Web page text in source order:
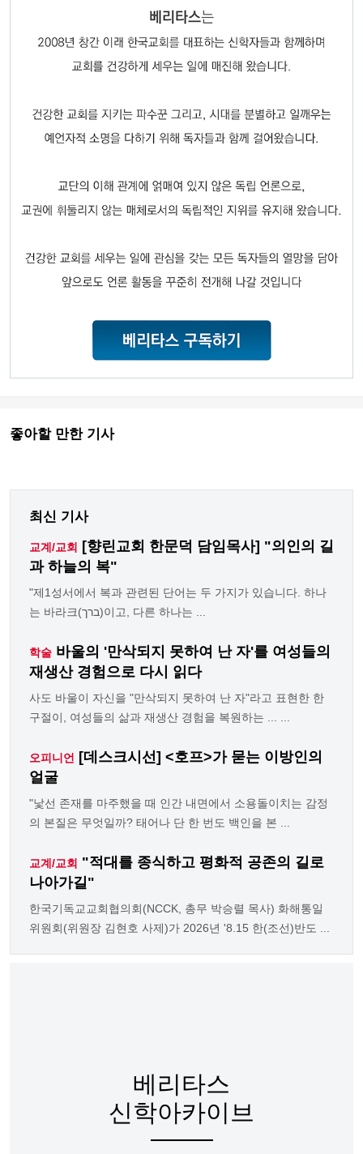
좋아할 만한 기사
최신 기사
교계/교회 [향린교회 한문덕 담임목사] "의인의 길
과 하늘의 복"
"제1성서에서 복과 관련된 단어는 두 가지가 있습니다. 하나
는 바라크(ברך)이고, 다른 하나는 ...
학술 바울의 '만삭되지 못하여 난 자'를 여성들의
재생산 경험으로 다시 읽다
사도 바울이 자신을 "만삭되지 못하여 난 자"라고 표현한 한
구절이, 여성들의 삶과 재생산 경험을 복원하는 ... ...
오피니언 [데스크시선] <호프>가 묻는 이방인의
얼굴
"낯선 존재를 마주했을 때 인간 내면에서 소용돌이치는 감정
의 본질은 무엇일까? 태어나 단 한 번도 백인을 본 ...
교계/교회 "적대를 종식하고 평화적 공존의 길로
나아가길"
한국기독교교회협의회(NCCK, 총무 박승렬 목사) 화해통일
위원회(위원장 김현호 사제)가 2026년 '8.15 한(조선)반도 ...
베리타스
신학아카이브